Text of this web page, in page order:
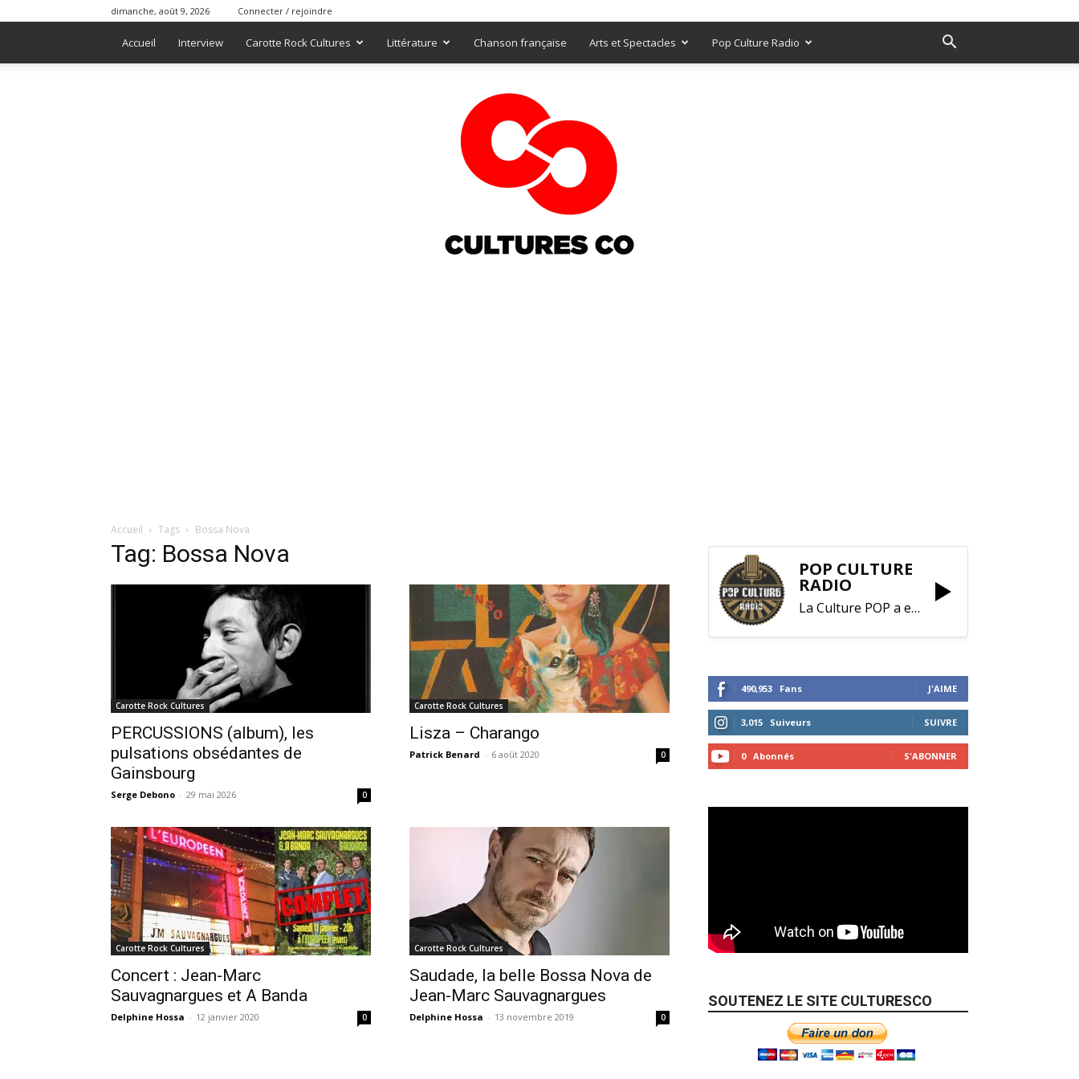
dimanche, août 9, 2026 Connecter / rejoindre
Accueil Interview Carotte Rock Cultures Littérature Chanson française Arts et Spectacles Pop Culture Radio
Accueil Tags Bossa Nova
Tag: Bossa Nova
Carotte Rock Cultures
PERCUSSIONS (album), les
pulsations obsédantes de
Gainsbourg
Serge Debono - 29 mai 2026 0
Carotte Rock Cultures
Lisza – Charango
Patrick Benard - 6 août 2020 0
Carotte Rock Cultures
Concert : Jean-Marc
Sauvagnargues et A Banda
Delphine Hossa - 12 janvier 2020 0
Carotte Rock Cultures
Saudade, la belle Bossa Nova de
Jean-Marc Sauvagnargues
Delphine Hossa - 13 novembre 2019 0
POP CULTURE
RADIO
La Culture POP a enfin trouvé sa RADIO !
490,953 Fans J'AIME
3,015 Suiveurs SUIVRE
0 Abonnés S'ABONNER
SOUTENEZ LE SITE CULTURESCO